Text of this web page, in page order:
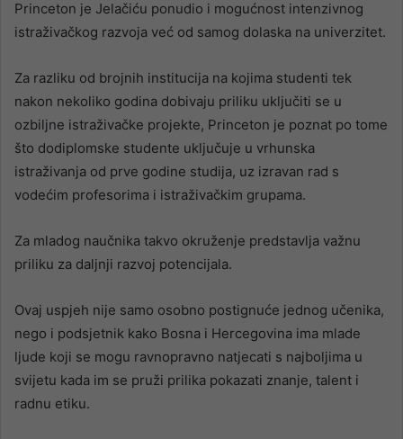
Princeton je Jelačiću ponudio i mogućnost intenzivnog
istraživačkog razvoja već od samog dolaska na univerzitet.
Za razliku od brojnih institucija na kojima studenti tek
nakon nekoliko godina dobivaju priliku uključiti se u
ozbiljne istraživačke projekte, Princeton je poznat po tome
što dodiplomske studente uključuje u vrhunska
istraživanja od prve godine studija, uz izravan rad s
vodećim profesorima i istraživačkim grupama.
Za mladog naučnika takvo okruženje predstavlja važnu
priliku za daljnji razvoj potencijala.
Ovaj uspjeh nije samo osobno postignuće jednog učenika,
nego i podsjetnik kako Bosna i Hercegovina ima mlade
ljude koji se mogu ravnopravno natjecati s najboljima u
svijetu kada im se pruži prilika pokazati znanje, talent i
radnu etiku.